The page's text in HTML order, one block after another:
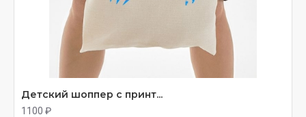
Детский шоппер с принт...
1100 ₽